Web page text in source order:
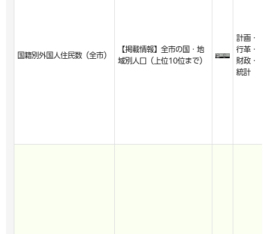
国籍別外国人住民数（全市）
【掲載情報】全市の国・地
域別人口（上位10位まで）
計画・
行革・
財政・
統計